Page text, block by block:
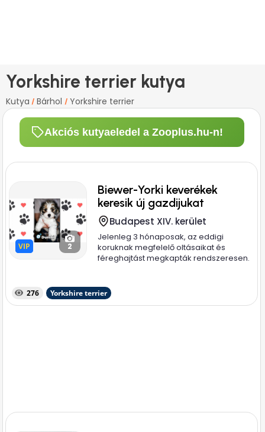
Yorkshire terrier kutya
Kutya / Bárhol / Yorkshire terrier
Akciós kutyaeledel a Zooplus.hu-n!
VIP
VIP 2
Biewer-Yorki keverékek
keresik új gazdijukat
Budapest XIV. kerület
Jelenleg 3 hónaposak, az eddigi
koruknak megfelelő oltásaikat és
féreghajtást megkapták rendszeresen.
276 Yorkshire terrier